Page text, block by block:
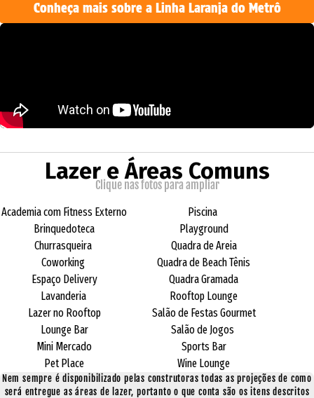
Conheça mais sobre a Linha Laranja do Metrô
Lazer e Áreas Comuns
Clique nas fotos para ampliar
Academia com Fitness Externo
Brinquedoteca
Churrasqueira
Coworking
Espaço Delivery
Lavanderia
Lazer no Rooftop
Lounge Bar
Mini Mercado
Pet Place
Piscina
Playground
Quadra de Areia
Quadra de Beach Tênis
Quadra Gramada
Rooftop Lounge
Salão de Festas Gourmet
Salão de Jogos
Sports Bar
Wine Lounge
Nem sempre é disponibilizado pelas construtoras todas as projeções de como
será entregue as áreas de lazer, portanto o que conta são os itens descritos